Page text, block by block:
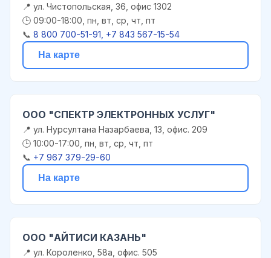
📍 ул. Чистопольская, 36, офис 1302
🕒 09:00-18:00, пн, вт, ср, чт, пт
📞 8 800 700-51-91, +7 843 567-15-54
На карте
ООО "СПЕКТР ЭЛЕКТРОННЫХ УСЛУГ"
📍 ул. Нурсултана Назарбаева, 13, офис. 209
🕒 10:00-17:00, пн, вт, ср, чт, пт
📞 +7 967 379-29-60
На карте
ООО "АЙТИСИ КАЗАНЬ"
📍 ул. Короленко, 58а, офис. 505